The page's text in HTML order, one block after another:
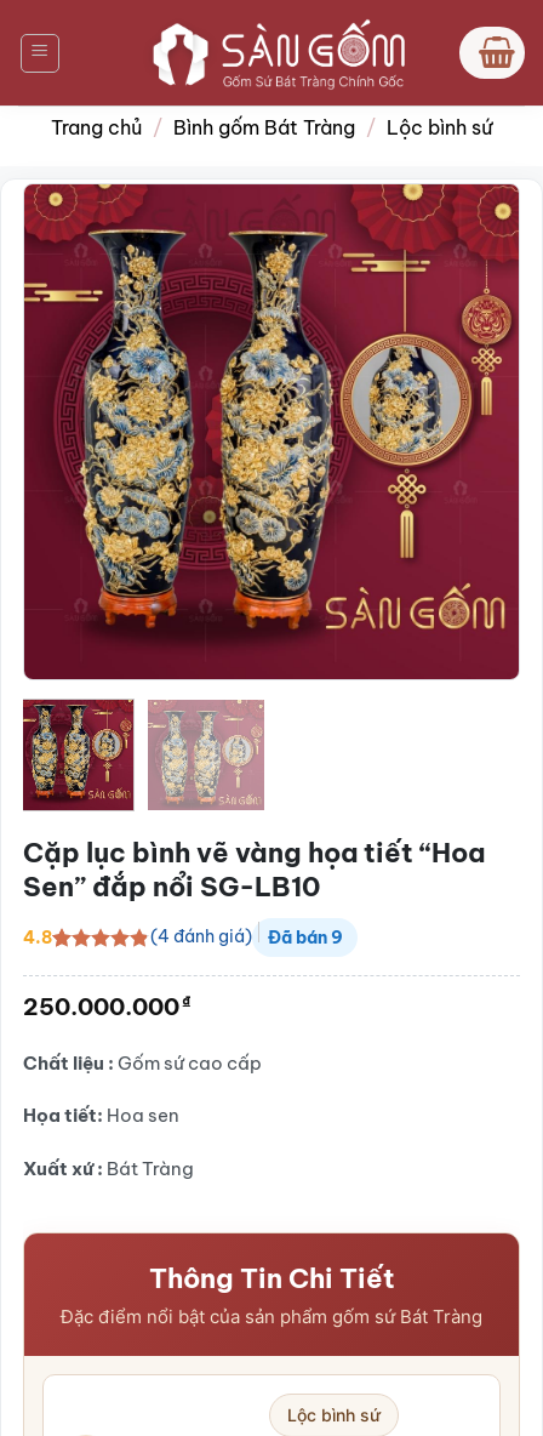
qua
nội
dung
Trang chủ / Bình gốm Bát Tràng / Lộc bình sứ
Cặp lục bình vẽ vàng họa tiết “Hoa
Sen” đắp nổi SG-LB10
4.8
đánh giá
(4 đánh giá) Đã bán9
250.000.000₫
Chất liệu : Gốm sứ cao cấp
Họa tiết: Hoa sen
Xuất xứ : Bát Tràng
Thông Tin Chi Tiết
Đặc điểm nổi bật của sản phẩm gốm sứ Bát Tràng
Lộc bình sứ